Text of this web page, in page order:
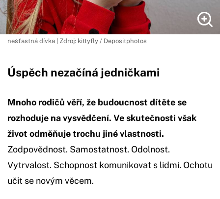
nešťastná dívka | Zdroj: kittyfly / Depositphotos
Úspěch nezačíná jedničkami
Mnoho rodičů věří, že budoucnost dítěte se
rozhoduje na vysvědčení. Ve skutečnosti však
život odměňuje trochu jiné vlastnosti.
Zodpovědnost. Samostatnost. Odolnost.
Vytrvalost. Schopnost komunikovat s lidmi. Ochotu
učit se novým věcem.